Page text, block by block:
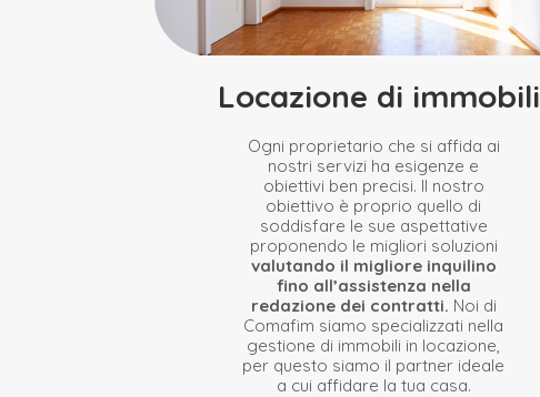
Locazione di immobili
Ogni proprietario che si affida ai
nostri servizi ha esigenze e
obiettivi ben precisi. Il nostro
obiettivo è proprio quello di
soddisfare le sue aspettative
proponendo le migliori soluzioni
valutando il migliore inquilino
fino all’assistenza nella
redazione dei contratti. Noi di
Comafim siamo specializzati nella
gestione di immobili in locazione,
per questo siamo il partner ideale
a cui affidare la tua casa.